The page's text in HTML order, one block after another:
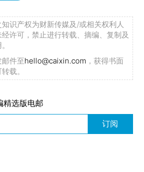
识产权为财新传媒及/或相关权利人
许可，禁止进行转载、摘编、复制及
件至hello@caixin.com ，获得书面
载。
精选版电邮
订阅